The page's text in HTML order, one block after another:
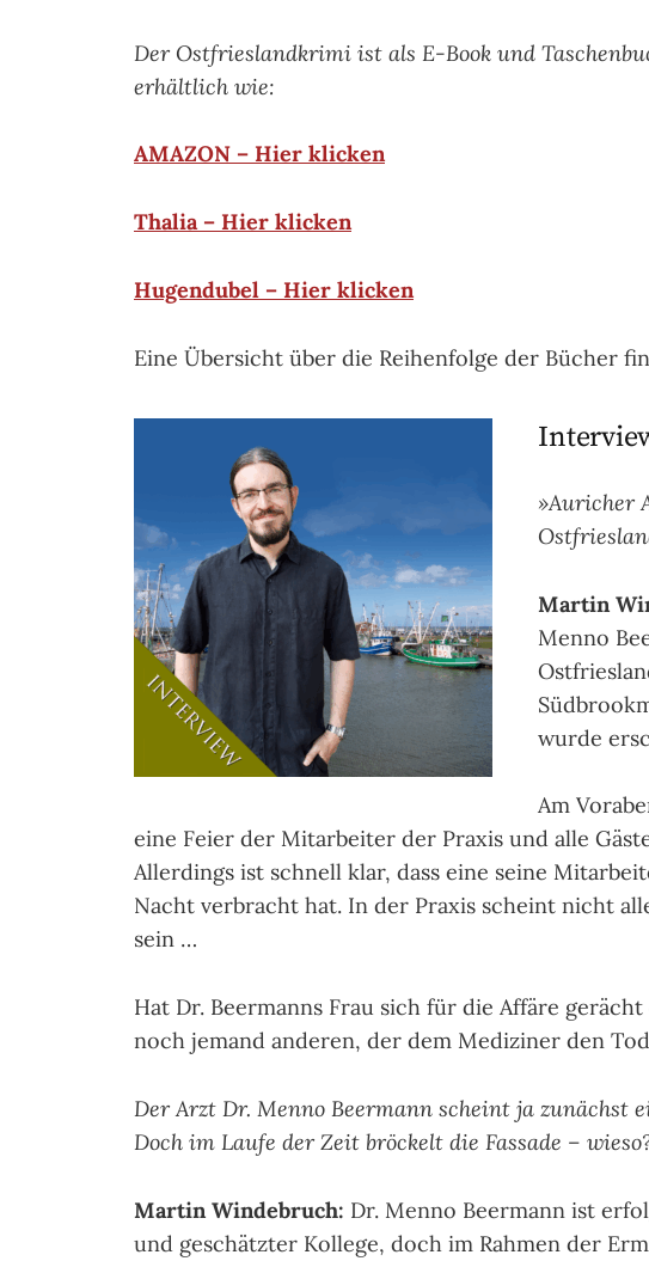
Der Ostfrieslandkrimi ist als E-Book und
erhältlich wie:
AMAZON – Hier klicken
Thalia – Hier klicken
Hugendubel – Hier klicken
Eine Übersicht über die Reihenfolge der Bücher
»Auricher
Martin
Menno
wurde
Am
eine Feier der Mitarbeiter der Praxis und alle
Allerdings ist schnell klar, dass eine seine
Nacht verbracht hat. In der Praxis scheint nicht
sein …
Hat Dr. Beermanns Frau sich für die Affäre
noch jemand anderen, der dem Mediziner den
Der Arzt Dr. Menno Beermann scheint ja zunächst
Doch im Laufe der Zeit bröckelt die Fassade –
Martin Windebruch: Dr. Menno Beermann ist
und geschätzter Kollege, doch im Rahmen der